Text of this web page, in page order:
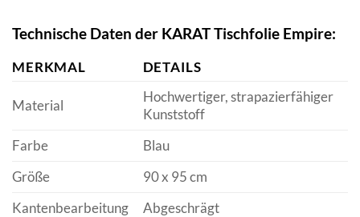
Technische Daten der KARAT Tischfolie Empire:
MERKMAL DETAILS
Material
Hochwertiger, strapazierfähiger
Kunststoff
Farbe
Blau
Größe
90 x 95 cm
Kantenbearbeitung
Abgeschrägt